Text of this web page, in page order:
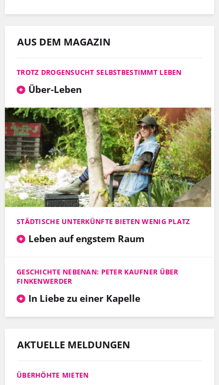
AUS DEM MAGAZIN
TROTZ DROGENSUCHT SELBSTBESTIMMT LEBEN
Über-Leben
STÄDTISCHE UNTERKÜNFTE BIETEN WENIG PLATZ
Leben auf engstem Raum
GESCHICHTE NEBENAN: PETER KAUFNER ÜBER
FINKENWERDER
In Liebe zu einer Kapelle
AKTUELLE MELDUNGEN
ÜBERHÖHTE MIETEN